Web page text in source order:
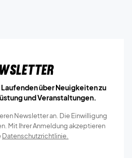
über Neuigkeiten zu
und Veranstaltungen.
Newsletter an. Die Einwilligung
Mit Ihrer Anmeldung akzeptieren
Datenschutzrichtlinie.